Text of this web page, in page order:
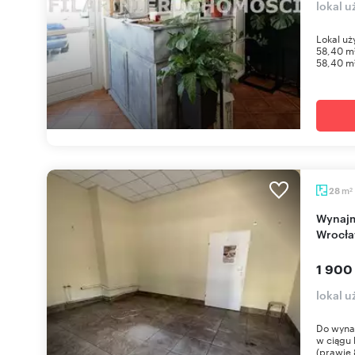
lokal
Lokal
58,40
58,40
28 m2
Wynajmę lokal 28 m² z dużymi witrynami we
1 900
lokal
Do
w ciągu
(prawie